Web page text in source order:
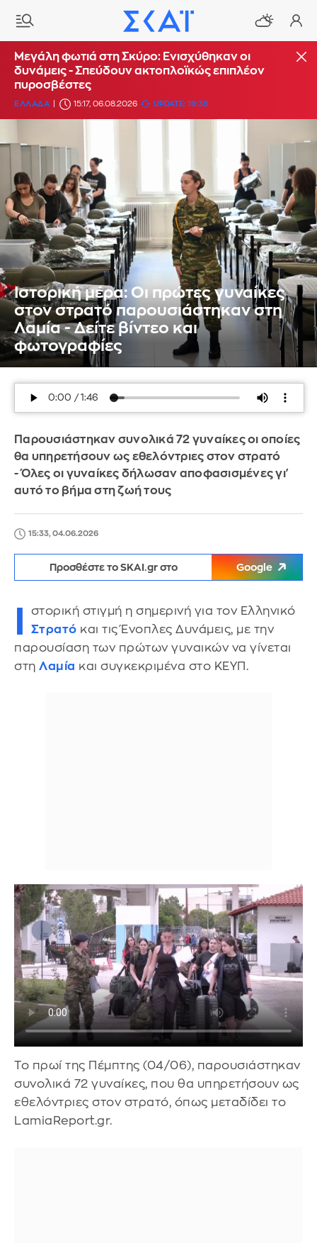
Μεγάλη φωτιά στη Σκύρο: Ενισχύθηκαν οι
δυνάμεις - Σπεύδουν ακτοπλοϊκώς επιπλέον
πυροσβέστες
ΕΛΛΑΔΑ 15:17, 06.08.2026 UPDATE: 19:38
Ιστορική μέρα: Οι πρώτες γυναίκες
στον στρατό παρουσιάστηκαν στη
Λαμία - Δείτε βίντεο και
φωτογραφίες
Παρουσιάστηκαν συνολικά 72 γυναίκες οι οποίες
θα υπηρετήσουν ως εθελόντριες στον στρατό
- Όλες οι γυναίκες δήλωσαν αποφασισμένες γι'
αυτό το βήμα στη ζωή τους
15:33, 04.06.2026
Προσθέστε το SKAI.gr στο Google
στορική στιγμή η σημερινή για τον Ελληνικό
Στρατό και τις Ένοπλες Δυνάμεις, με την
παρουσίαση των πρώτων γυναικών να γίνεται
στη Λαμία και συγκεκριμένα στο ΚΕΥΠ.
Το πρωί της Πέμπτης (04/06), παρουσιάστηκαν
συνολικά 72 γυναίκες, που θα υπηρετήσουν ως
εθελόντριες στον στρατό, όπως μεταδίδει το
LamiaReport.gr.